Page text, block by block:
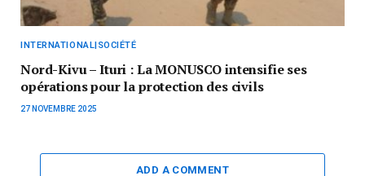
INTERNATIONAL|SOCIÉTÉ
Nord-Kivu – Ituri : La MONUSCO intensifie ses
opérations pour la protection des civils
27 NOVEMBRE 2025
ADD A COMMENT